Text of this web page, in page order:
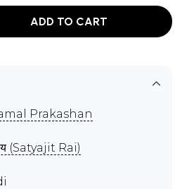
ADD TO CART
Prakashan
(Satyajit Rai)